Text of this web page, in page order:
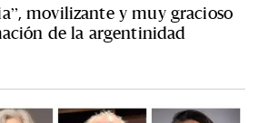
movilizante y muy gracioso
de la argentinidad